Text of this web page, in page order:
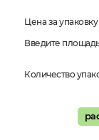
Цена за упаковку
Введите
Количество